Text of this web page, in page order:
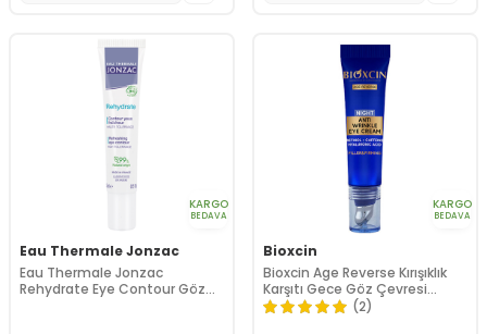
KARGO
BEDAVA
Eau Thermale Jonzac
Eau Thermale Jonzac
Rehydrate Eye Contour Göz
KARGO
BEDAVA
Bioxcin
Bioxcin Age Reverse Kırışıklık
Karşıtı Gece Göz Çevresi
Kremi 15 ml
(2)